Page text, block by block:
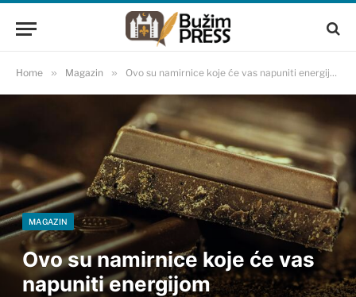
Home » Magazin » Ovo su namirnice koje će vas napuniti energijom
MAGAZIN
Ovo su namirnice koje će vas
napuniti energijom